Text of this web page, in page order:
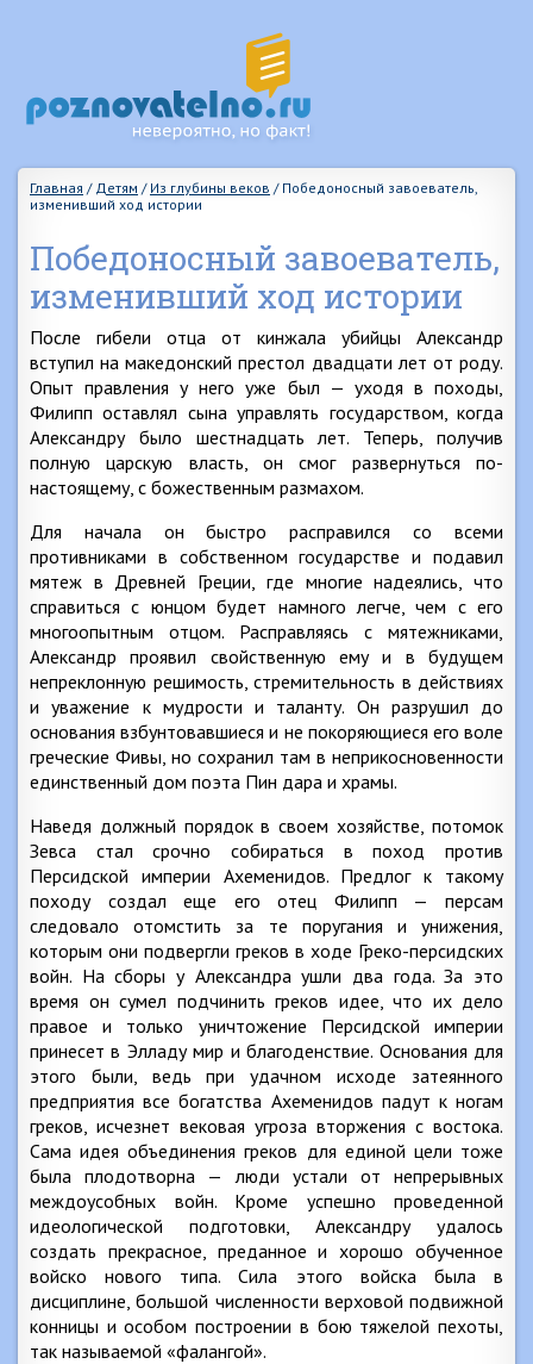
Главная / Детям / Из глубины веков / Победоносный завоеватель,
изменивший ход истории
Победоносный завоеватель,
изменивший ход истории
После гибели отца от кинжала убийцы Александр
вступил на македонский престол двадцати лет от роду.
Опыт правления у него уже был — уходя в походы,
Филипп оставлял сына управлять государством, когда
Александру было шестнадцать лет. Теперь, получив
полную царскую власть, он смог развернуться по-
настоящему, с божественным размахом.
Для начала он быстро расправился со всеми
противниками в собственном государстве и подавил
мятеж в Древней Греции, где многие надеялись, что
справиться с юнцом будет намного легче, чем с его
многоопытным отцом. Расправляясь с мятежниками,
Александр проявил свойственную ему и в будущем
непреклонную решимость, стремительность в действиях
и уважение к мудрости и таланту. Он разрушил до
основания взбунтовавшиеся и не покоряющиеся его воле
греческие Фивы, но сохранил там в неприкосновенности
единственный дом поэта Пин дара и храмы.
Наведя должный порядок в своем хозяйстве, потомок
Зевса стал срочно собираться в поход против
Персидской империи Ахеменидов. Предлог к такому
походу создал еще его отец Филипп — персам
следовало отомстить за те поругания и унижения,
которым они подвергли греков в ходе Греко-персидских
войн. На сборы у Александра ушли два года. За это
время он сумел подчинить греков идее, что их дело
правое и только уничтожение Персидской империи
принесет в Элладу мир и благоденствие. Основания для
этого были, ведь при удачном исходе затеянного
предприятия все богатства Ахеменидов падут к ногам
греков, исчезнет вековая угроза вторжения с востока.
Сама идея объединения греков для единой цели тоже
была плодотворна — люди устали от непрерывных
междоусобных войн. Кроме успешно проведенной
идеологической подготовки, Александру удалось
создать прекрасное, преданное и хорошо обученное
войско нового типа. Сила этого войска была в
дисциплине, большой численности верховой подвижной
конницы и особом построении в бою тяжелой пехоты,
так называемой «фалангой».